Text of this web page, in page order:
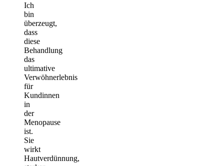
Ich
bin
überzeugt,
dass
diese
Behandlung
das
ultimative
Verwöhnerlebnis
für
Kundinnen
in
der
Menopause
ist.
Sie
wirkt
Hautverdünnung,